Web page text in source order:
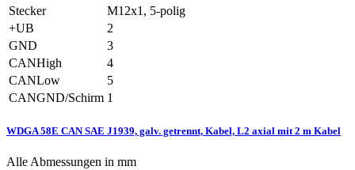
Stecker
M12x1, 5-polig
+UB
2
GND
3
CANHigh
4
CANLow
5
CANGND/Schirm 1
WDGA 58E CAN SAE J1939, galv. getrennt, Kabel, L2 axial mit 2 m Kabel
Alle Abmessungen in mm